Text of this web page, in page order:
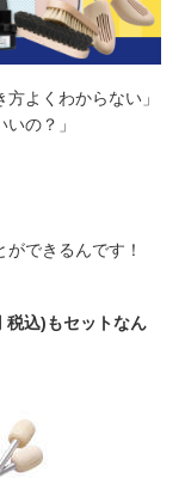
よくわからない」
の？」
できるんです！
税込)もセットなん